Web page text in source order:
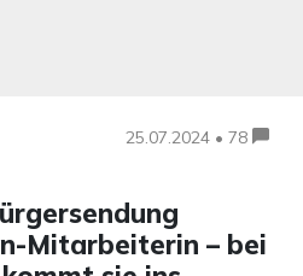
25.07.2024 • 78
Mitarbeiterin – bei